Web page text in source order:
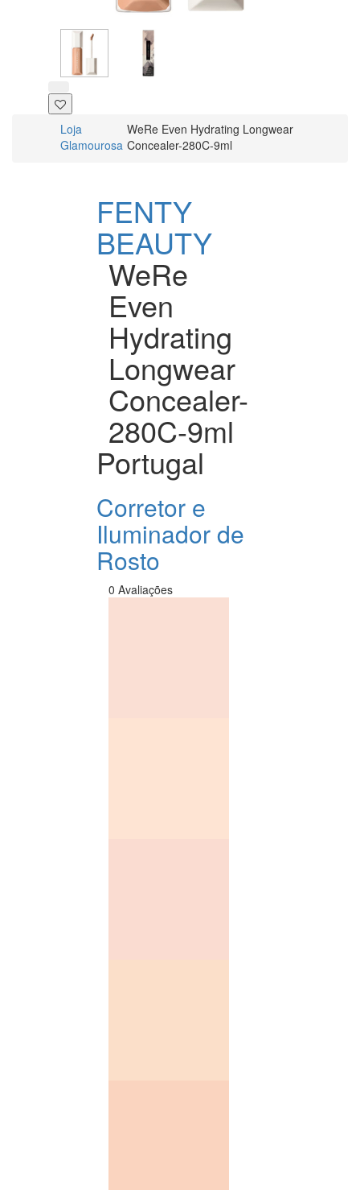
Loja
Glamourosa
WeRe Even Hydrating Longwear
Concealer-280C-9ml
FENTY
BEAUTY
WeRe
Even
Hydrating
Longwear
Concealer-
280C-9ml
Portugal
Corretor e
Iluminador de
Rosto
0 Avaliações